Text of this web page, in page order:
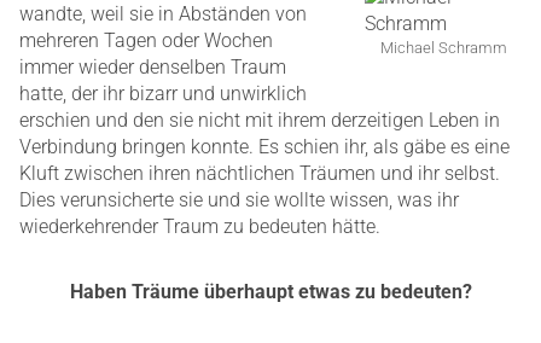
Michael Schramm
wandte, weil sie in Abständen von
mehreren Tagen oder Wochen
immer wieder denselben Traum
hatte, der ihr bizarr und unwirklich
erschien und den sie nicht mit ihrem derzeitigen Leben in
Verbindung bringen konnte. Es schien ihr, als gäbe es eine
Kluft zwischen ihren nächtlichen Träumen und ihr selbst.
Dies verunsicherte sie und sie wollte wissen, was ihr
wiederkehrender Traum zu bedeuten hätte.
Haben Träume überhaupt etwas zu bedeuten?